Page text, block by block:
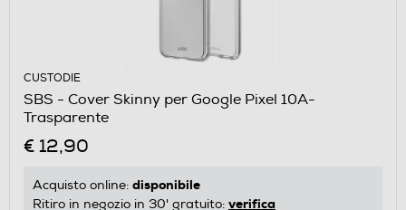
CUSTODIE
SBS - Cover Skinny per Google Pixel 10A-
Trasparente
€ 12,90
Acquisto online: disponibile
Ritiro in negozio in 30' gratuito: verifica